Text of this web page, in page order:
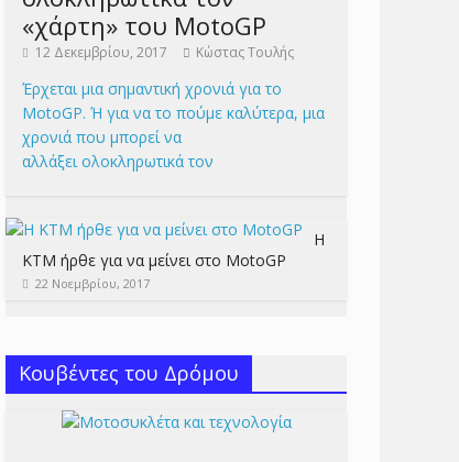
«χάρτη» του MotoGP
12 Δεκεμβρίου, 2017 Κώστας Τουλής
Έρχεται μια σημαντική χρονιά για το
MotoGP. Ή για να το πούμε καλύτερα, μια
χρονιά που μπορεί να
αλλάξει ολοκληρωτικά τον
Η
KTM ήρθε για να μείνει στο MotoGP
22 Νοεμβρίου, 2017
Κουβέντες του Δρόμου